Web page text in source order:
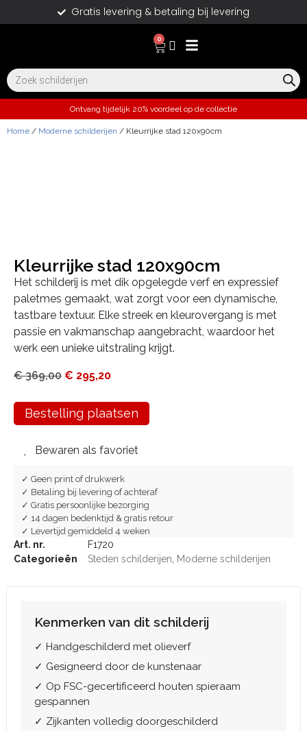
Gratis levering & betaling bij levering
0
Ontvang tijdelijk 20% voordeel op de collectie
Home / Moderne schilderijen / Kleurrijke stad 120x90cm
Kleurrijke stad 120x90cm
Het schilderij is met dik opgelegde verf en expressief
paletmes gemaakt, wat zorgt voor een dynamische,
tastbare textuur. Elke streek en kleurovergang is met
passie en vakmanschap aangebracht, waardoor het
werk een unieke uitstraling krijgt.
€369,00 € 295,20
Bestelling plaatsen
Bewaren als favoriet
✓ Geen print of drukwerk
✓ Betaling bij levering of achteraf
✓ Gratis persoonlijke bezorging
✓ 14 dagen bedenktijd & gratis retour
✓ Levertijd gemiddeld 4 weken
Art. nr.
F1720
Categorieën
Steden schilderijen Moderne schilderijen
Kenmerken van dit schilderij
✓ Handgeschilderd met olieverf
✓ Gesigneerd door de kunstenaar
✓ Op FSC-gecertificeerd houten spieraam
gespannen
✓ Zijkanten volledig doorgeschilderd